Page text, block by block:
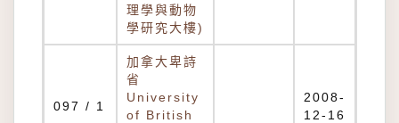
理學與動物
學研究大樓)
097 / 1
加拿大卑詩
省
University
of British
2008-
12-16